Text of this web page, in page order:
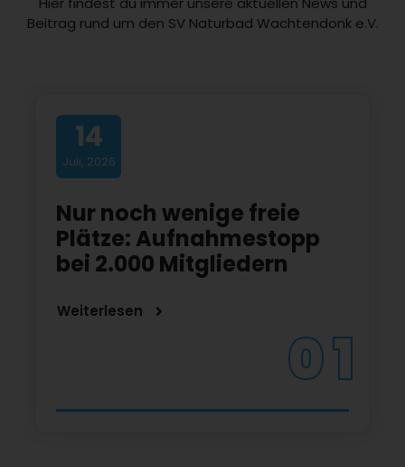
Beitrag rund um den SV Naturbad Wachtendonk e.V.
14
Juli, 2026
Nur noch wenige freie
Plätze: Aufnahmestopp
bei 2.000 Mitgliedern
Weiterlesen
0 1